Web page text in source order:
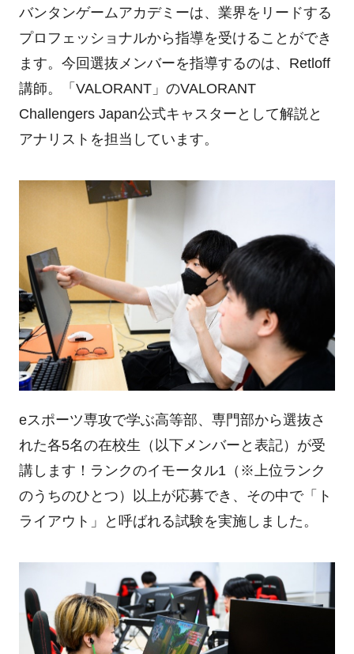
バンタンゲームアカデミーは、業界をリードする
プロフェッショナルから指導を受けることができ
ます。今回選抜メンバーを指導するのは、Retloff
講師。「VALORANT」のVALORANT
Challengers Japan公式キャスターとして解説と
アナリストを担当しています。
eスポーツ専攻で学ぶ高等部、専門部から選抜さ
れた各5名の在校生（以下メンバーと表記）が受
講します！ランクのイモータル1（※上位ランク
のうちのひとつ）以上が応募でき、その中で「ト
ライアウト」と呼ばれる試験を実施しました。